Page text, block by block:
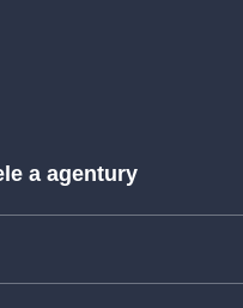
a agentury